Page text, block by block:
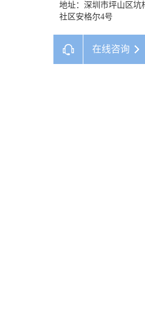
地址：深圳市坪山区坑
社区安格尔4号
在线咨询